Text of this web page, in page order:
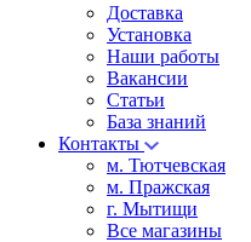
Доставка
Установка
Наши работы
Вакансии
Статьи
База знаний
Контакты
м. Тютчевская
м. Пражская
г. Мытищи
Все магазины